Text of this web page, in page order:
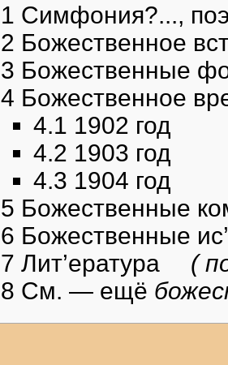
1 Симфония?...,
2 Божественное
3 Божественные
4 Божественное
4.1 1902 год
4.2 1903 год
4.3 1904 год
5 Божественные
6 Божественные
7 Лит’ература (
8 См. — ещё